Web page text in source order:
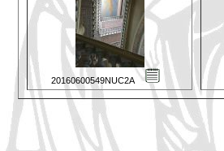
20160600549NUC2A